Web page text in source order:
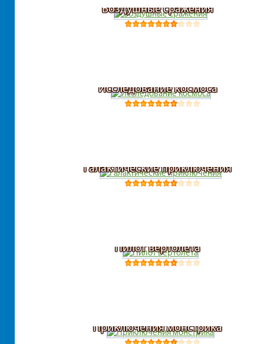
Воздушные сражения
Исследование космоса
Галактические приключения
Пилот вертолета
Приключения монстрика